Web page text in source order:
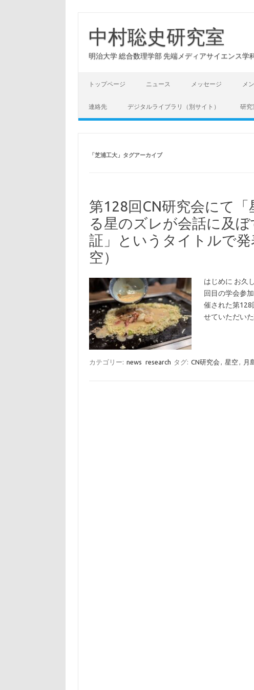
中村聡史研究室
明治大学 総合数理学部 先端メディアサイエンス学
トップページ ニュース メッセージ メ
連絡先 デジタルライブラリ（別サイト） 研究
「芝浦工大」タグアーカイブ
第128回CN研究会にて
る星のズレが会話に及
証」というタイトルで
空）
はじめに お久
回目の学会参
催された第128
せていただい
カテゴリー: news research タグ: CN研究会 , 星空, 月